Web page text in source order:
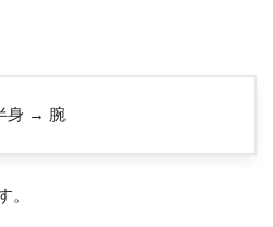
身 → 腕
。